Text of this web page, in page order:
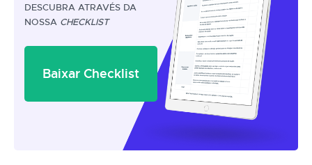
DESCUBRA ATRAVÉS DA
NOSSA CHECKLIST
Baixar Checklist